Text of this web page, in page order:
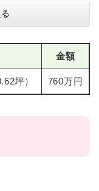
金額
坪） 760万円